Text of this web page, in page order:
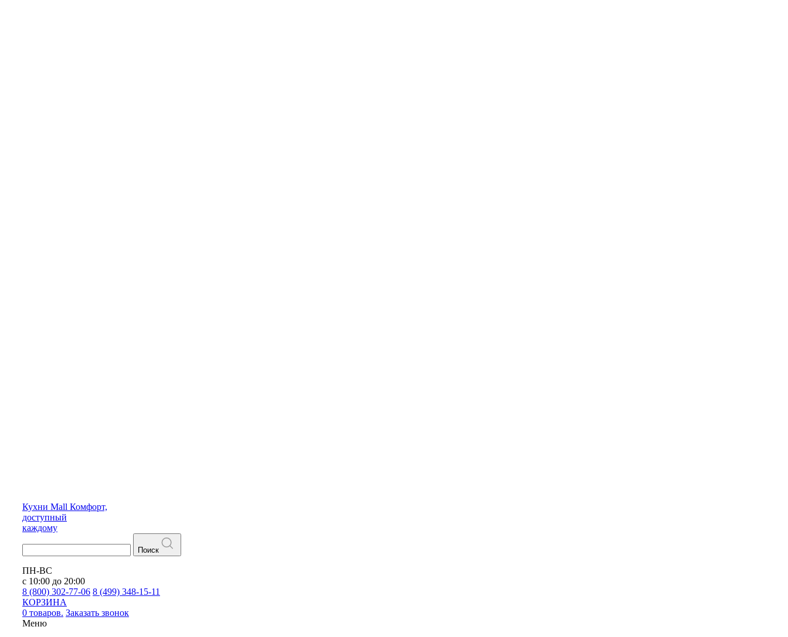
Кухни Mall Комфорт,
доступный
каждому
Поиск
ПН-ВС
с 10:00 до 20:00
8 (800) 302-77-06 8 (499) 348-15-11
КОРЗИНА
0 товаров. Заказать звонок
Меню